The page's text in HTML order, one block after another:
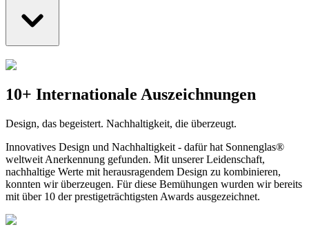
10+ Internationale Auszeichnungen
Design, das begeistert. Nachhaltigkeit, die überzeugt.
Innovatives Design und Nachhaltigkeit - dafür hat Sonnenglas®
weltweit Anerkennung gefunden. Mit unserer Leidenschaft,
nachhaltige Werte mit herausragendem Design zu kombinieren,
konnten wir überzeugen. Für diese Bemühungen wurden wir bereits
mit über 10 der prestigeträchtigsten Awards ausgezeichnet.